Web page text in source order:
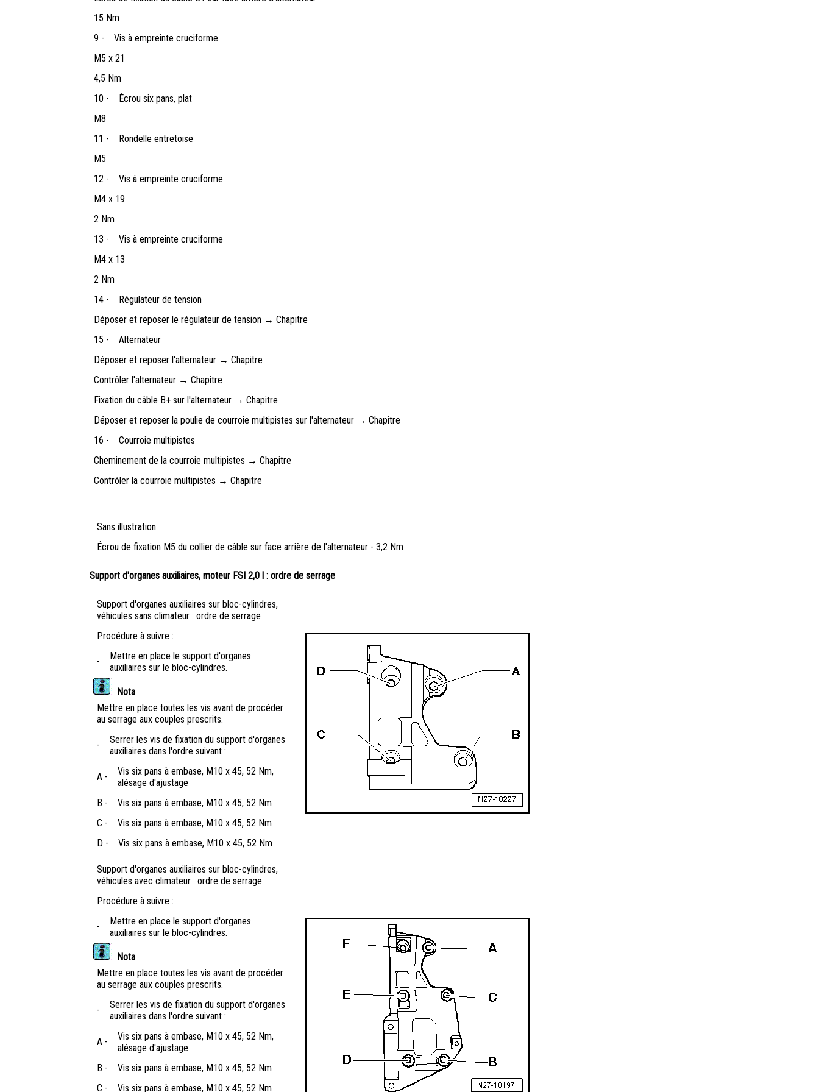
15 Nm
9 -
Vis à empreinte cruciforme
M5 x 21
4,5 Nm
10 -
Écrou six pans, plat
M8
11 -
Rondelle entretoise
M5
12 -
Vis à empreinte cruciforme
M4 x 19
2 Nm
13 -
Vis à empreinte cruciforme
M4 x 13
2 Nm
14 -
Régulateur de tension
Déposer et reposer le régulateur de tension → Chapitre
15 -
Alternateur
Déposer et reposer l'alternateur → Chapitre
Contrôler l'alternateur → Chapitre
Fixation du câble B+ sur l'alternateur → Chapitre
Déposer et reposer la poulie de courroie multipistes sur l'alternateur → Chapitre
16 -
Courroie multipistes
Cheminement de la courroie multipistes → Chapitre
Contrôler la courroie multipistes → Chapitre
Sans illustration
Écrou de fixation M5 du collier de câble sur face arrière de l'alternateur - 3,2 Nm
Support d'organes auxiliaires, moteur FSI 2,0 l : ordre de serrage
Support d'organes auxiliaires sur bloc-cylindres,
véhicules sans climateur : ordre de serrage
Procédure à suivre :
-
Mettre en place le support d'organes
auxiliaires sur le bloc-cylindres.
Nota
Mettre en place toutes les vis avant de procéder
au serrage aux couples prescrits.
-
Serrer les vis de fixation du support d'organes
auxiliaires dans l'ordre suivant :
A -
Vis six pans à embase, M10 x 45, 52 Nm,
alésage d'ajustage
B -
Vis six pans à embase, M10 x 45, 52 Nm
C -
Vis six pans à embase, M10 x 45, 52 Nm
D -
Vis six pans à embase, M10 x 45, 52 Nm
Support d'organes auxiliaires sur bloc-cylindres,
véhicules avec climateur : ordre de serrage
Procédure à suivre :
-
Mettre en place le support d'organes
auxiliaires sur le bloc-cylindres.
Nota
Mettre en place toutes les vis avant de procéder
au serrage aux couples prescrits.
-
Serrer les vis de fixation du support d'organes
auxiliaires dans l'ordre suivant :
A -
Vis six pans à embase, M10 x 45, 52 Nm,
alésage d'ajustage
B -
Vis six pans à embase, M10 x 45, 52 Nm
C -
Vis six pans à embase, M10 x 45, 52 Nm